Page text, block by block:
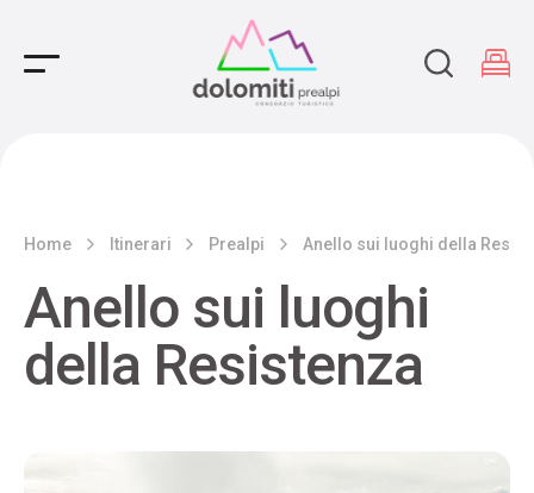
Main Navigation
Home Itinerari Prealpi Anello sui luoghi della
Anello sui luoghi
della Resistenza